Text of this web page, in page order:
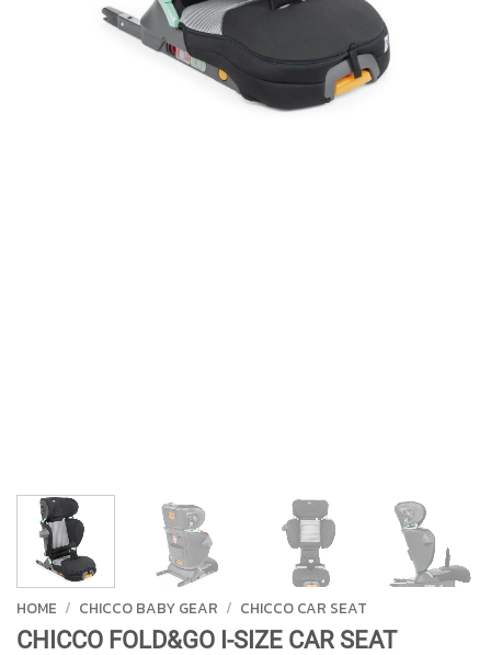
HOME / CHICCO BABY GEAR / CHICCO CAR SEAT
CHICCO FOLD&GO I-SIZE CAR SEAT